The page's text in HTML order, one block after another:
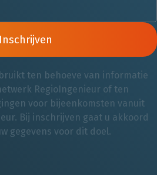
Inschrijven
ten behoeve van informatie
RegioIngenieur of ten
voor bijeenkomsten vanuit
Bij inschrijven gaat u akkoord
gegevens voor dit doel.